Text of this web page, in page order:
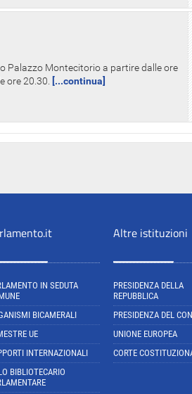
Palazzo Montecitorio a partire dalle ore
ore 20.30.
[...continua]
IN SEDUTA
BICAMERALI
UE
INTERNAZIONALI
BIBLIOTECARIO
Altre istituzioni
PRESIDENZA DELLA
REPUBBLICA
PRESIDENZA DEL
UNIONE EUROPEA
CORTE